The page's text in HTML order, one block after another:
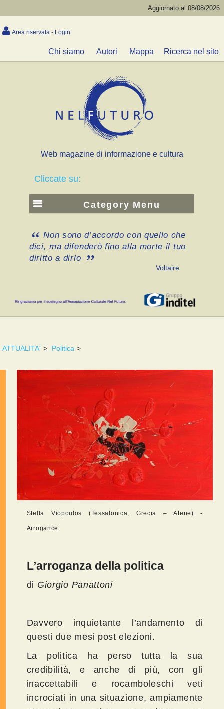
Aggiornato al 08/08/2026
Area riservata - Login
Chi siamo Autori Mappa Ricerca nel sito
Web magazine di informazione e cultura
Cliccate su:
Category Menu
Non sono d’accordo con quello che
dici, ma difenderò fino alla morte il tuo
diritto a dirlo
Voltaire
ATTUALITA' > Politica >
Stella Viopoulos (Tessalonica, Grecia – Atene) -
Arrogance
L’arroganza della politica
di Giorgio Panattoni
Davvero inquietante l’andamento di
questi due mesi post elezioni.
La politica ha perso tutta la sua
credibilità, e anche di più, con gli
inaccettabili e rocamboleschi veti
incrociati in una situazione, ampiamente